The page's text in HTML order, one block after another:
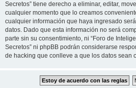
Secretos” tiene derecho a eliminar, editar,
cualquier momento que lo creamos
cualquier información que haya ingresado
datos. Dado que esta información no será
parte sin su consentimiento, ni “Foro de
Secretos” ni phpBB podrán considerarse
de hacking que conlleve a que los datos sean